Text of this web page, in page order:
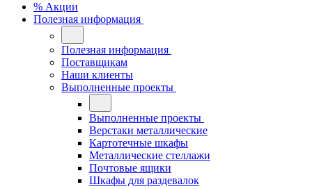
% Акции
Полезная информация
Полезная информация
Поставщикам
Наши клиенты
Выполненные проекты
Выполненные проекты
Верстаки металлические
Картотечные шкафы
Металлические стеллажи
Почтовые ящики
Шкафы для раздевалок